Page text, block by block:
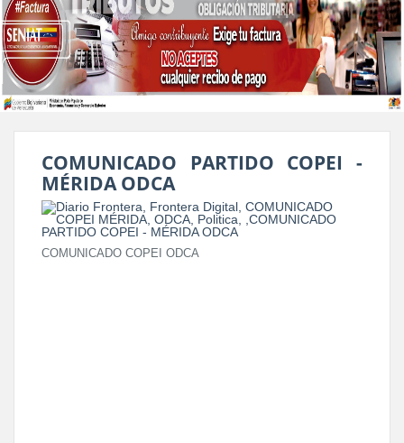
COMUNICADO PARTIDO COPEI -
MÉRIDA ODCA
COMUNICADO COPEI ODCA